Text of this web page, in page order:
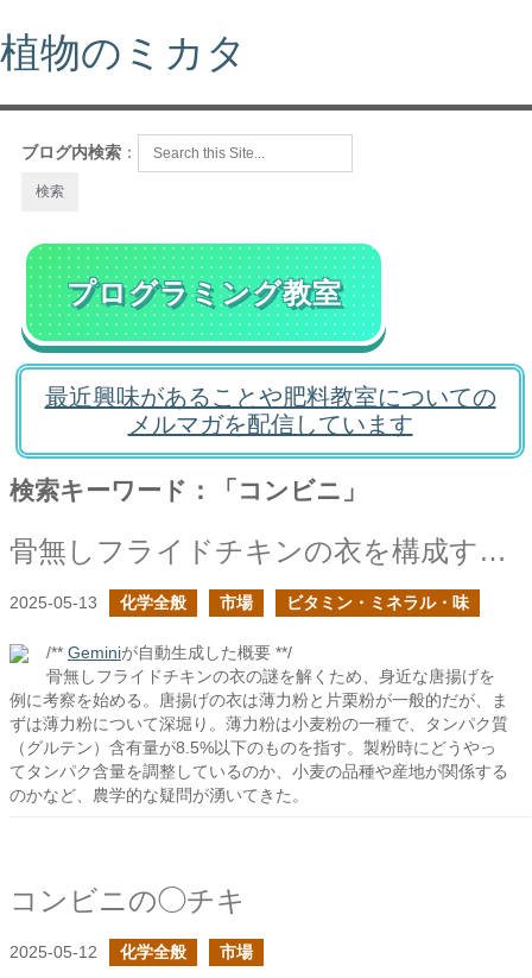
植物のミカタ
ブログ内検索 ：
プログラミング教室
最近興味があることや肥料教室についての
メルマガを配信しています
検索キーワード：「コンビニ」
骨無しフライドチキンの衣を構成する薄力粉とは何か？
2025-05-13 化学全般 市場 ビタミン・ミネラル・味
/** Geminiが自動生成した概要 **/
骨無しフライドチキンの衣の謎を解くため、身近な唐揚げを
例に考察を始める。唐揚げの衣は薄力粉と片栗粉が一般的だが、ま
ずは薄力粉について深堀り。薄力粉は小麦粉の一種で、タンパク質
（グルテン）含有量が8.5%以下のものを指す。製粉時にどうやっ
てタンパク含量を調整しているのか、小麦の品種や産地が関係する
のかなど、農学的な疑問が湧いてきた。
コンビニの◯チキ
2025-05-12 化学全般 市場